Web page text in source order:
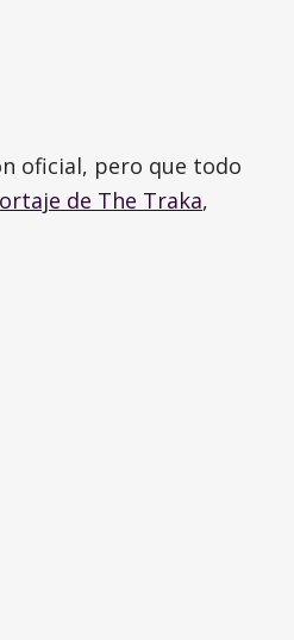
oficial, pero que todo
de The Traka,